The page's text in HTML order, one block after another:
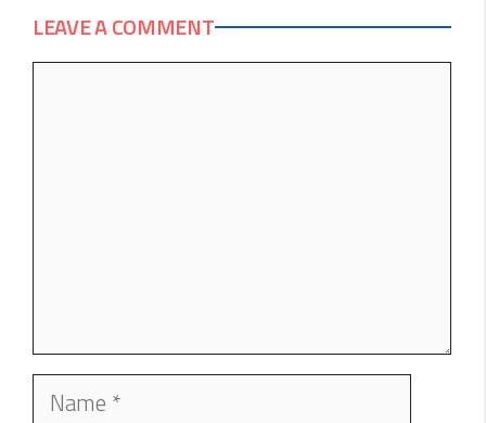
LEAVE A COMMENT
Name